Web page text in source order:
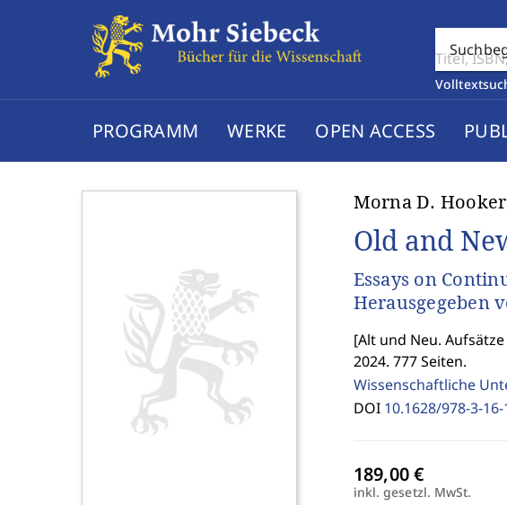
PROGRAMM WERKE OPEN ACCESS
Morna D. Hooker
Old and
Essays on
Herausgegeben
[Alt und Neu.
2024. 777 Seiten.
Wissenschaftliche
DOI 10.1628/978-3-16-
inkl. gesetzl. MwSt.